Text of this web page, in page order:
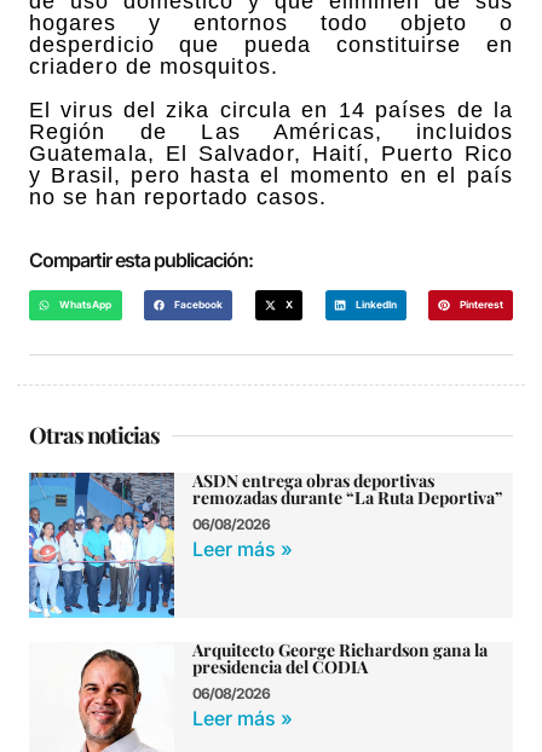
hogares y entornos todo objeto o
desperdicio que pueda constituirse en
criadero de mosquitos.
El virus del zika circula en 14 países de la
Región de Las Américas, incluidos
Guatemala, El Salvador, Haití, Puerto Rico
y Brasil, pero hasta el momento en el país
no se han reportado casos.
Compartir esta publicación:
WhatsApp Facebook X LinkedIn Pinterest
Otras noticias
ASDN entrega obras deportivas
remozadas durante “La Ruta Deportiva”
06/08/2026
Leer más »
Arquitecto George Richardson gana la
presidencia del CODIA
06/08/2026
Leer más »